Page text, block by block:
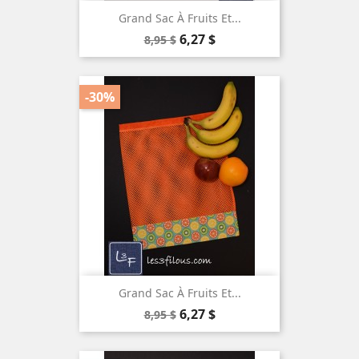
Grand Sac À Fruits Et...
Prix
de
8,95 $ Prix
6,27 $
Grand Sac À Fruits Et...
Prix
de
8,95 $ Prix
6,27 $
-30%